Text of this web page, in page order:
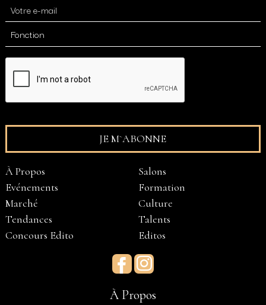
À Propos
Evénements
Marché
Tendances
Concours Edito
Salons
Formation
Culture
Talents
Editos
Facebook
À Propos